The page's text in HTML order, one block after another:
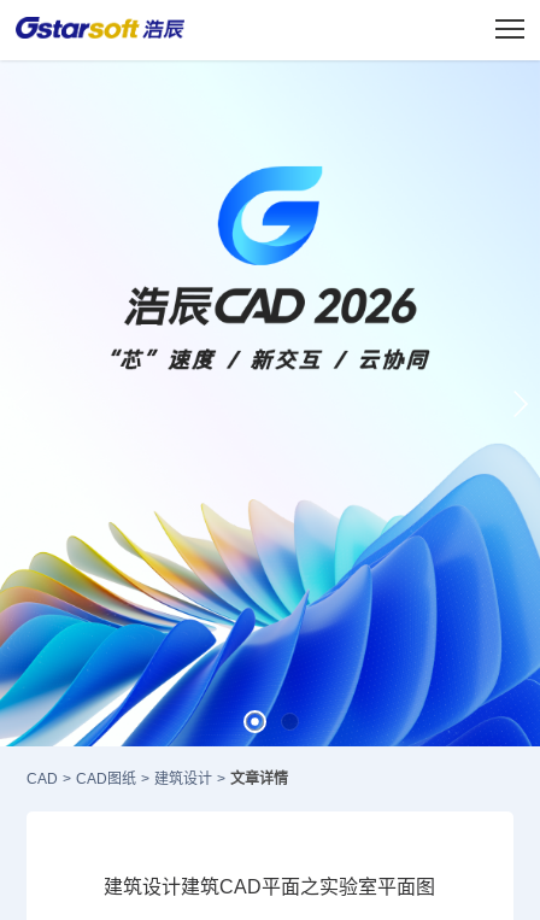
CAD > CAD图纸 > 建筑设计 > 文章详情
建筑设计建筑CAD平面之实验室平面图